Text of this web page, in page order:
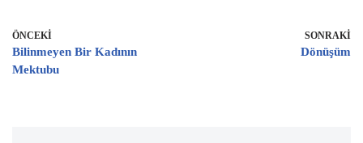
oo
k
er
ÖNCEKI
Bilinmeyen Bir Kadının
Mektubu
SONRAKI
Dönüşüm